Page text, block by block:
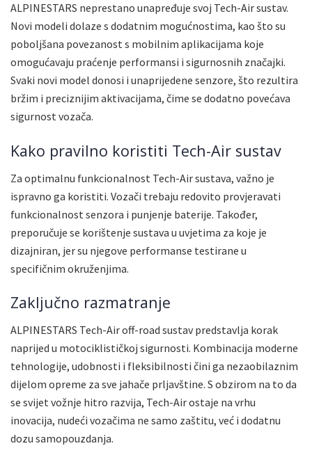
ALPINESTARS neprestano unapređuje svoj Tech-Air sustav.
Novi modeli dolaze s dodatnim mogućnostima, kao što su
poboljšana povezanost s mobilnim aplikacijama koje
omogućavaju praćenje performansi i sigurnosnih značajki.
Svaki novi model donosi i unaprijedene senzore, što rezultira
bržim i preciznijim aktivacijama, čime se dodatno povećava
sigurnost vozača.
Kako pravilno koristiti Tech-Air sustav
Za optimalnu funkcionalnost Tech-Air sustava, važno je
ispravno ga koristiti. Vozači trebaju redovito provjeravati
funkcionalnost senzora i punjenje baterije. Također,
preporučuje se korištenje sustava u uvjetima za koje je
dizajniran, jer su njegove performanse testirane u
specifičnim okruženjima.
Zaključno razmatranje
ALPINESTARS Tech-Air off-road sustav predstavlja korak
naprijed u motociklističkoj sigurnosti. Kombinacija moderne
tehnologije, udobnosti i fleksibilnosti čini ga nezaobilaznim
dijelom opreme za sve jahače prljavštine. S obzirom na to da
se svijet vožnje hitro razvija, Tech-Air ostaje na vrhu
inovacija, nudeći vozačima ne samo zaštitu, već i dodatnu
dozu samopouzdanja.